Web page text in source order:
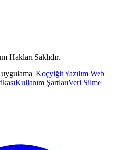
Hakları Saklıdır.
uygulama: Koçyiğit Yazılım Web
Kullanım ŞartlarıVeri Silme